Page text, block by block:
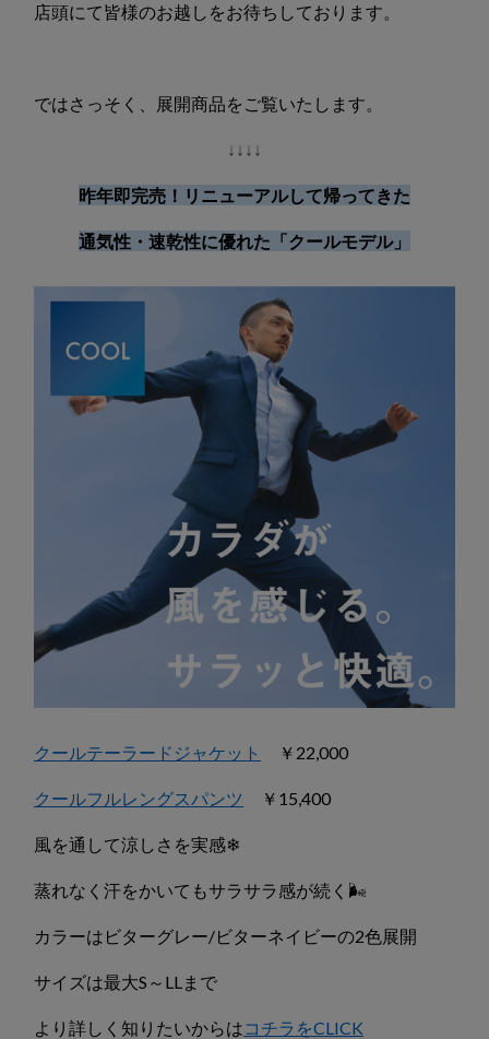
店頭にて皆様のお越しをお待ちしております。
ではさっそく、展開商品をご覧いたします。
↓↓↓↓
昨年即完売！リニューアルして帰ってきた
通気性・速乾性に優れた「クールモデル」
クールテーラードジャケット ￥22,000
クールフルレングスパンツ ￥15,400
風を通して涼しさを実感❄
蒸れなく汗をかいてもサラサラ感が続く🌬
カラーはビターグレー/ビターネイビーの2色展開
サイズは最大S～LLまで
より詳しく知りたいからはコチラをCLICK